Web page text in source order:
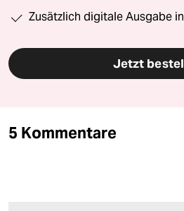
Zusätzlich digitale Ausgabe
Jetzt
5 Kommentare